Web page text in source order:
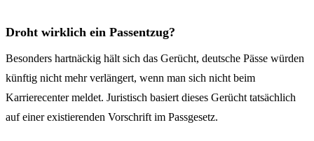
Droht wirklich ein Passentzug?
Besonders hartnäckig hält sich das Gerücht, deutsche Pässe würden
künftig nicht mehr verlängert, wenn man sich nicht beim
Karrierecenter meldet. Juristisch basiert dieses Gerücht tatsächlich
auf einer existierenden Vorschrift im Passgesetz.